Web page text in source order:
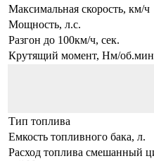
Максимальная скорость, км/ч
Мощность, л.с.
Разгон до 100км/ч, сек.
Крутящий момент, Нм/
Тип топлива
Емкость топливного бака, л.
Расход топлива смешанный